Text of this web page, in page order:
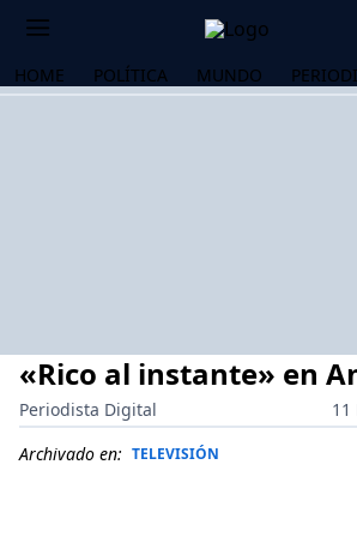
HOME POLÍTICA MUNDO
«Rico al instante» en
Periodista Digital
11
Archivado en: TELEVISIÓN